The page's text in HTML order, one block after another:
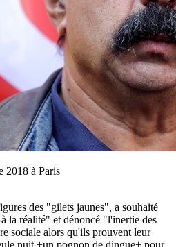
2018 à Paris
des "gilets jaunes", a souhaité
la réalité" et dénoncé "l'inertie des
sociale alors qu'ils prouvent leur
nuit +un pognon de dingue+ pour